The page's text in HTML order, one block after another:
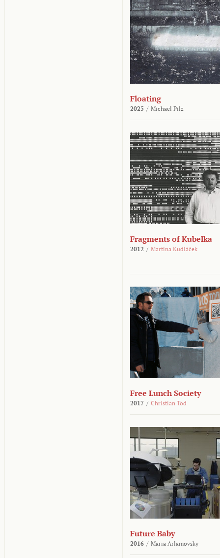
Floating
2025 / Michael Pilz
Fragments of Kubelka
2012 / Martina Kudláček
Free Lunch Society
2017 / Christian Tod
Future Baby
2016 / Maria Arlamovsky